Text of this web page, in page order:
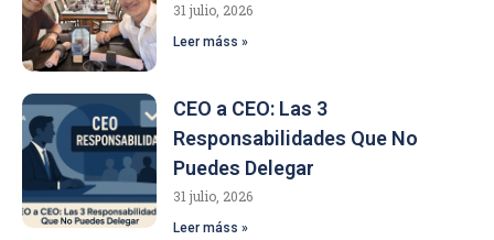
31 julio, 2026
Leer máss »
CEO a CEO: Las 3
Responsabilidades Que No
Puedes Delegar
31 julio, 2026
Leer máss »